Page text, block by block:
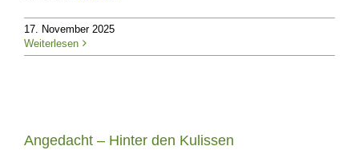
17. November 2025
Weiterlesen
Angedacht – Hinter den Kulissen